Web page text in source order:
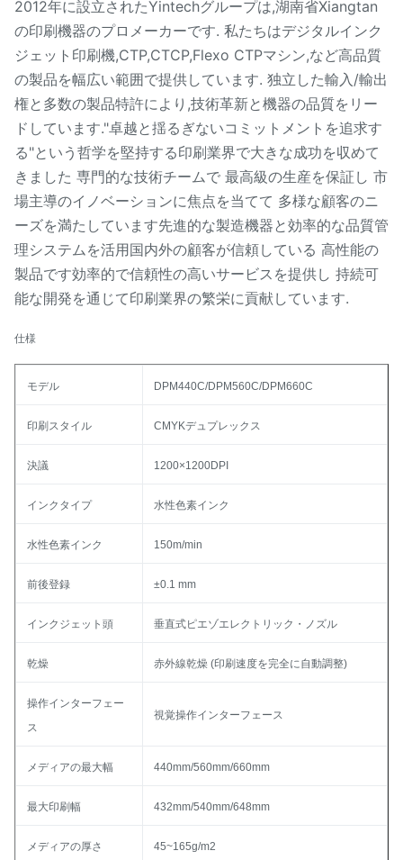
2012年に設立されたYintechグループは,湖南省Xiangtan
の印刷機器のプロメーカーです. 私たちはデジタルインク
ジェット印刷機,CTP,CTCP,Flexo CTPマシン,など高品質
の製品を幅広い範囲で提供しています. 独立した輸入/輸出
権と多数の製品特許により,技術革新と機器の品質をリー
ドしています."卓越と揺るぎないコミットメントを追求す
る"という哲学を堅持する印刷業界で大きな成功を収めて
きました 専門的な技術チームで 最高級の生産を保証し 市
場主導のイノベーションに焦点を当てて 多様な顧客のニ
ーズを満たしています先進的な製造機器と効率的な品質管
理システムを活用国内外の顧客が信頼している 高性能の
製品です効率的で信頼性の高いサービスを提供し 持続可
能な開発を通じて印刷業界の繁栄に貢献しています.
仕様
モデル DPM440C/DPM560C/DPM660C
印刷スタイル CMYKデュプレックス
決議 1200×1200DPI
インクタイプ 水性色素インク
水性色素インク 150m/min
前後登録 ±0.1 mm
インクジェット頭 垂直式ピエゾエレクトリック・ノズル
乾燥 赤外線乾燥 (印刷速度を完全に自動調整)
操作インターフェー
ス
視覚操作インターフェース
メディアの最大幅 440mm/560mm/660mm
最大印刷幅 432mm/540mm/648mm
メディアの厚さ 45~165g/m2